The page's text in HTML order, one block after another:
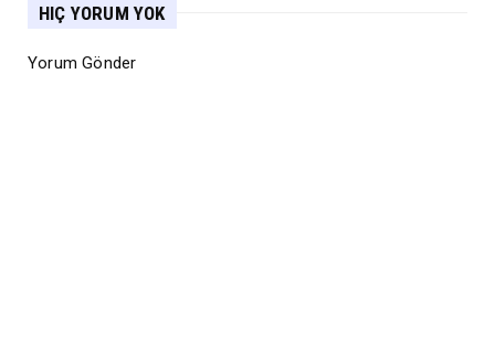
HIÇ YORUM YOK
Yorum Gönder